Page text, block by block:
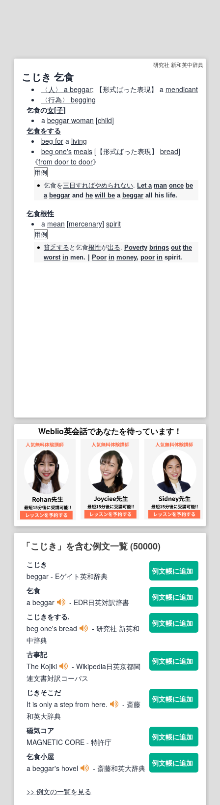
研究社 新和英中辞典
こじき 乞食
〈人〉 a beggar; 【形式ばった表現】 a mendicant
〈行為〉 begging
乞食の女[子]
a beggar woman [child]
乞食をする
beg for a living
beg one's meals [ 【形式ばった表現】 bread]
《from door to door》
用例
乞食を三日すればやめられない. Let a man once be
a beggar and he will be a beggar all his life.
乞食根性
a mean [mercenary] spirit
用例
貧乏すると乞食根性が出る. Poverty brings out the
worst in men.｜ Poor in money, poor in spirit.
Weblio英会話であなたを待っています！
「こじき」を含む例文一覧 (50000)
こじき
beggar - Eゲイト英和辞典
例文帳に追加
乞食
a beggar
- EDR日英対訳辞書
例文帳に追加
こじきをする.
beg one's bread
- 研究社 新英和
中辞典
例文帳に追加
古事記
The Kojiki
- Wikipedia日英京都関
連文書対訳コーパス
例文帳に追加
じきそこだ
It is only a step from here.
- 斎藤
和英大辞典
例文帳に追加
磁気コア
MAGNETIC CORE - 特許庁
例文帳に追加
乞食小屋
a beggar's hovel
- 斎藤和英大辞典
例文帳に追加
>> 例文の一覧を見る